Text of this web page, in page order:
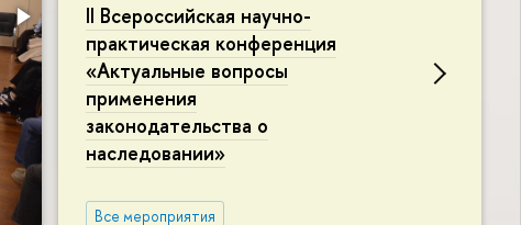
II Всероссийская научно-
практическая конференция
«Актуальные вопросы
применения
законодательства о
наследовании»
Все мероприятия